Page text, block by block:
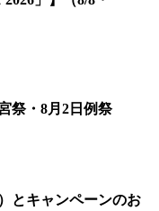
祭・8月2日例祭
とキャンペーンのお